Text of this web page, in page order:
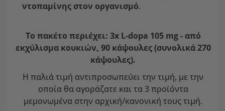
ντοπαμίνης στον οργανισμό.
Το πακέτο περιέχει: 3x L-dopa 105 mg - από
εκχύλισμα κουκιών, 90 κάψουλες (συνολικά 270
κάψουλες).
Η παλιά τιμή αντιπροσωπεύει την τιμή, με την
οποία θα αγοράζατε και τα 3 προϊόντα
μεμονωμένα στην αρχική/κανονική τους τιμή.